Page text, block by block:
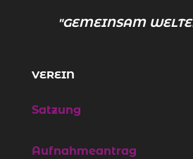
"GEMEINSAM
VEREIN
Satzung
Aufnahmeantrag